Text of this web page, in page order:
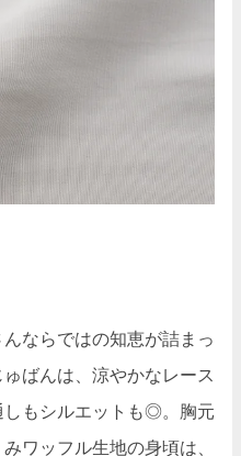
ならではの知恵が詰まっ
ばんは、涼やかなレース
しもシルエットも◎。胸元
ワッフル生地の身頃は、